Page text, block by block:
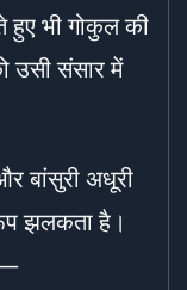
हुए भी गोकुल की
उसी संसार में
बांसुरी अधूरी
झलकता है।